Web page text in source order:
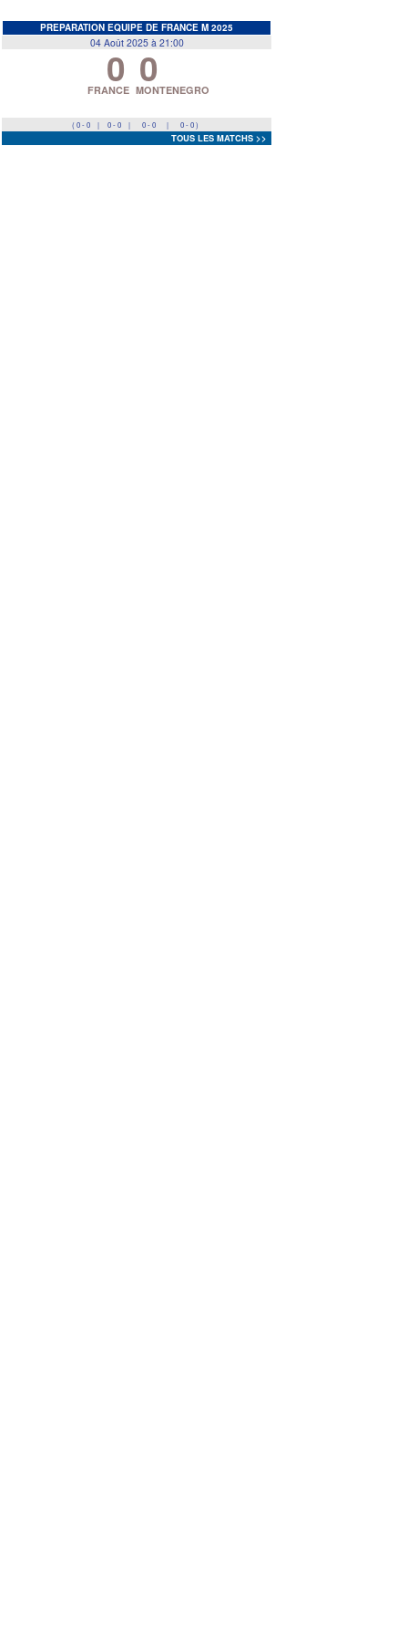
PREPARATION EQUIPE DE FRANCE M 2025
04 Août 2025 à 21:00
0
FRANCE 0
MONTENEGRO
( 0 - 0 | 0 - 0 | 0 - 0 | 0 - 0 )
TOUS LES MATCHS >>